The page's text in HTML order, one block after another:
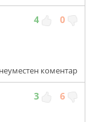
4 0
коментар
3 6